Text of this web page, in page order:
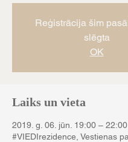
Reģistrācija šim
slēgta
OK
Laiks un vieta
2019. g. 06. jūn. 19:00 – 22:00
#VIEDIrezidence, Vestienas